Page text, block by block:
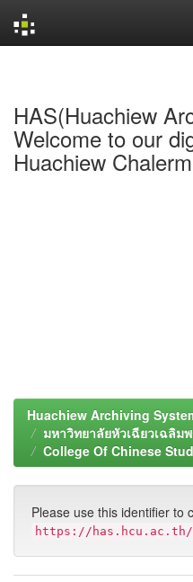
HAS(Huachiew
Welcome to our
Huachiew
Huachiew Archiving
มหาวิทยาลัยหัวเฉียวเฉลิม
College Of Chinese
Please use this identifier to
https://has.hcu.ac.th/